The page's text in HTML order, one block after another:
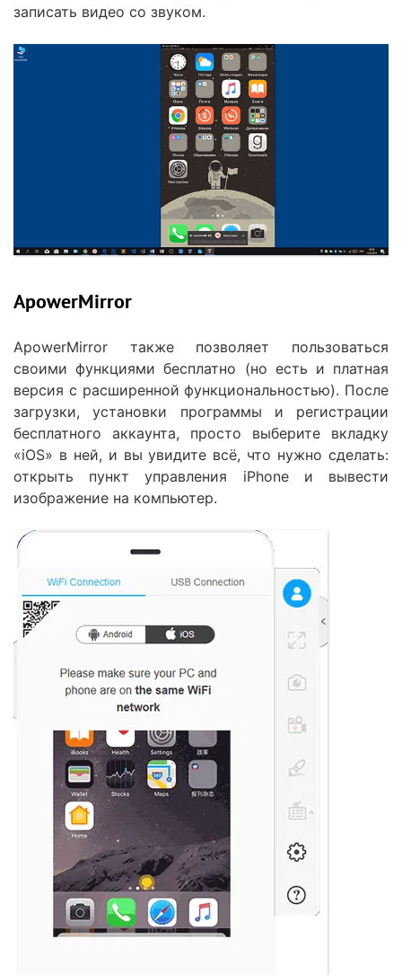
записать видео со звуком.
ApowerMirror
ApowerMirror также позволяет пользоваться
своими функциями бесплатно (но есть и платная
версия с расширенной функциональностью). После
загрузки, установки программы и регистрации
бесплатного аккаунта, просто выберите вкладку
«iOS» в ней, и вы увидите всё, что нужно сделать:
открыть пункт управления iPhone и вывести
изображение на компьютер.